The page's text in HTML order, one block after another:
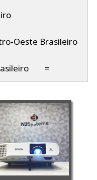
Oeste Brasileiro
=